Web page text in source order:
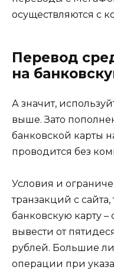
осуществляются с
Перевод
на
А значит,
выше. Зато
банковской карты
проводится без
Условия и
транзакций с
банковскую карту –
вывести от
рублей. Большие
операции при